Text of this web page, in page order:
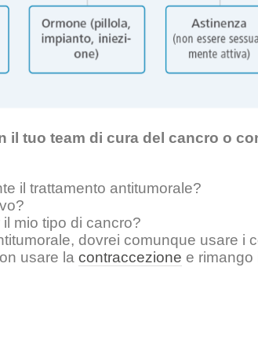
tuo team di cura del cancro o
il trattamento antitumorale?
mio tipo di cancro?
dovrei comunque usare i
usare la contraccezione e rimango